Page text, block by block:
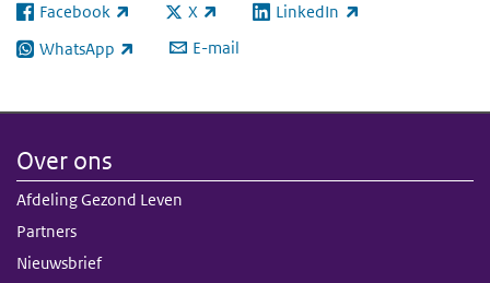
Facebook
(externe link) X
(externe link) LinkedIn
(externe link)
WhatsApp
(externe link) E-mail
Over ons
Afdeling Gezond Leven
Partners
Nieuwsbrief